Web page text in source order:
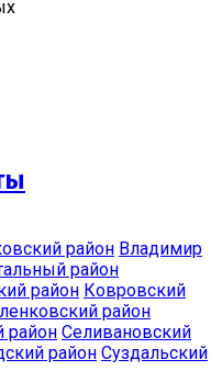
район Владимир
район
район Ковровский
район
район Селивановский
район Суздальский